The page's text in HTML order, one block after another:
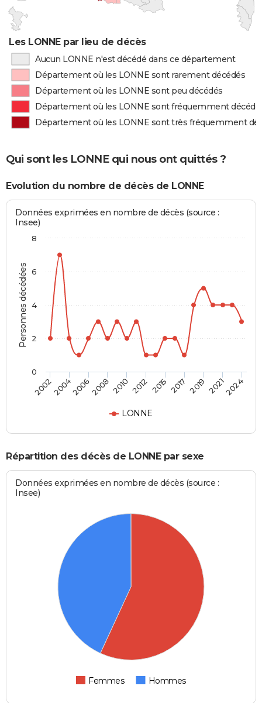
Les LONNE par lieu de décès
Aucun LONNE n'est décédé dans ce département
Département où les LONNE sont rarement décédés
Département où les LONNE sont peu décédés
Département où les LONNE sont fréquemment
Département où les LONNE sont très fréquemment
Qui sont les LONNE qui nous ont quittés ?
Evolution du nombre de décès de LONNE
Personnes décédées
Données exprimées en nombre de décès (source :
Insee)
LONNE
2002200420062008 2010 2012 2015 2017 2019 20212024
0
2
4
6
8
Répartition des décès de LONNE par sexe
Données exprimées en nombre de décès (source :
Insee)
Femmes Hommes